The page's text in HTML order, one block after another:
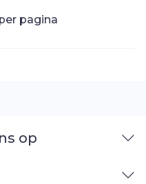
pagina
op